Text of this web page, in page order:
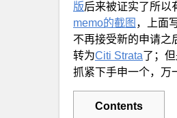
版后来被证实了所以
memo的截图 ，上面
不再接受新的申请之
转为Citi Strata了；
抓紧下手申一个，万
Contents